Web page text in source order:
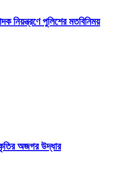
নিয়ন্ত্রণে পুলিশের মতবিনিময়
অজগর উদ্ধার